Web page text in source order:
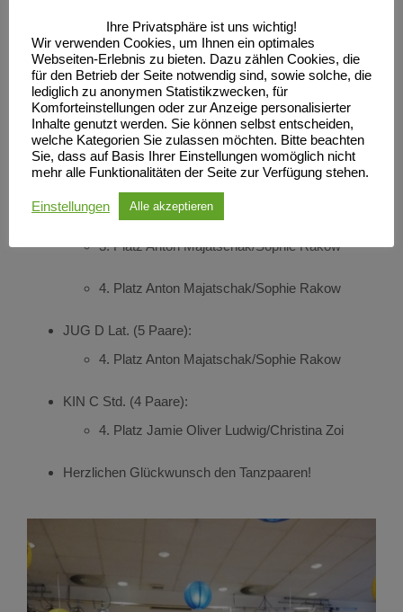
1. Platz Jamie Oliver Ludwig/Christina Zoi
JUN I D Lat. (13 Paare):
1. Platz Jamie Oliver Ludwig/Christina Zoi
JUN II D Lat. (6 Paare):
2. Platz Anton Majatschak/Sophie Rakow
JUG D Lat. (5 Paare):
3. Platz Anton Majatschak/Sophie Rakow
4. Platz Anton Majatschak/Sophie Rakow
JUG D Lat. (5 Paare):
4. Platz Anton Majatschak/Sophie Rakow
KIN C Std. (4 Paare):
4. Platz Jamie Oliver Ludwig/Christina Zoi
Herzlichen Glückwunsch den Tanzpaaren!
Ihre Privatsphäre ist uns wichtig!
Wir verwenden Cookies, um Ihnen ein optimales
Webseiten-Erlebnis zu bieten. Dazu zählen Cookies, die
für den Betrieb der Seite notwendig sind, sowie solche, die
lediglich zu anonymen Statistikzwecken, für
Komforteinstellungen oder zur Anzeige personalisierter
Inhalte genutzt werden. Sie können selbst entscheiden,
welche Kategorien Sie zulassen möchten. Bitte beachten
Sie, dass auf Basis Ihrer Einstellungen womöglich nicht
mehr alle Funktionalitäten der Seite zur Verfügung stehen.
Einstellungen Alle akzeptieren